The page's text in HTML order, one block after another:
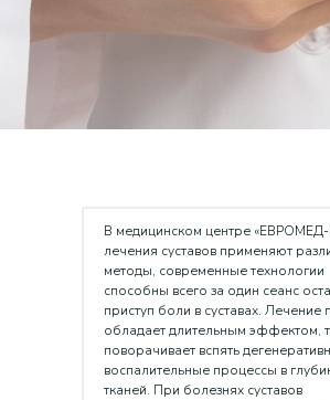
В медицинском центре
лечения суставов применяют
методы, современные технологии
способны всего за один сеанс
приступ боли в суставах. Лечение
обладает длительным эффектом,
поворачивает вспять
воспалительные процессы в
тканей. При болезнях суставов